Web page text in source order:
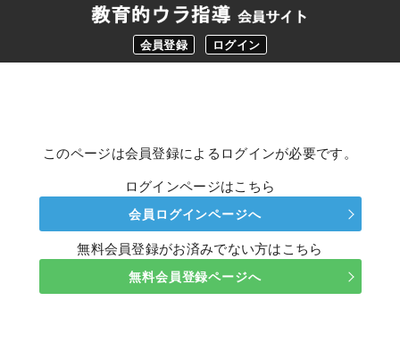
会員登録 ログイン
このページは会員登録によるログインが必要です。
ログインページはこちら
会員ログインページへ
無料会員登録がお済みでない方はこちら
無料会員登録ページへ